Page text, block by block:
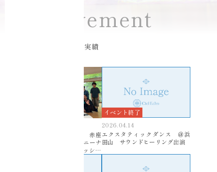
Achievement
イベント・コンサート実績
空の瞑想・八ヶ岳瞑想会 赤座
綾先生✖️EmmyCrystal✖️ニーナ
＊カノン ヨガと音のセッショ
イベント終了
2026.04.14
エクスタティックダンス ＠浜
田山 サウンドヒーリング出演